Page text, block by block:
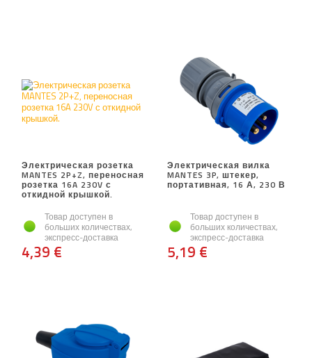
Электрическая розетка
MANTES 2P+Z, переносная
розетка 16A 230V с
откидной крышкой.
Товар доступен в
больших количествах,
экспресс-доставка
4,39 €
Электрическая вилка
MANTES 3P, штекер,
портативная, 16 А, 230 В
Товар доступен в
больших количествах,
экспресс-доставка
5,19 €